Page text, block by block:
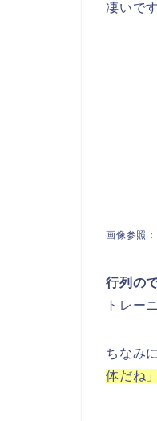
凄いで
画像参照
行列の
トレー
ちなみ
体だね